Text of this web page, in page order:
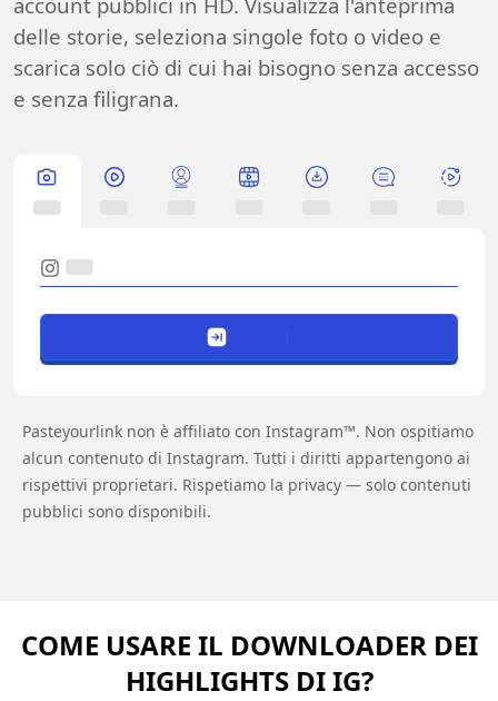
delle storie, seleziona singole foto o video e
scarica solo ciò di cui hai bisogno senza accesso
e senza filigrana.
Pasteyourlink non è affiliato con Instagram™. Non ospitiamo
alcun contenuto di Instagram. Tutti i diritti appartengono ai
rispettivi proprietari. Rispetiamo la privacy — solo contenuti
pubblici sono disponibili.
COME USARE IL DOWNLOADER DEI
HIGHLIGHTS DI IG?